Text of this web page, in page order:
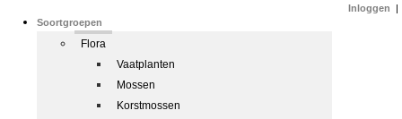
Soortgroepen
Flora
Vaatplanten
Mossen
Korstmossen
Inloggen |